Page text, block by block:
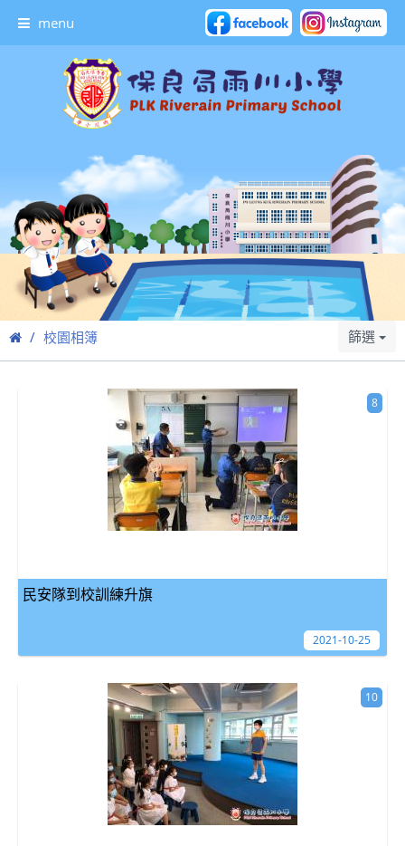
menu
校園相簿 篩選
民安隊到校訓練升旗
8
2021-10-25
10